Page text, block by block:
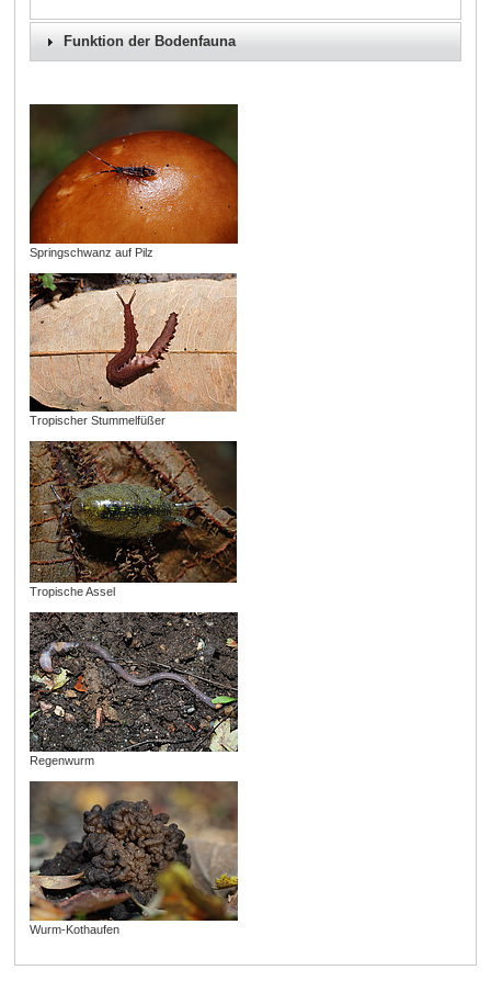
Funktion der Bodenfauna
Springschwanz auf Pilz
Tropischer Stummelfüßer
Tropische Assel
Regenwurm
Wurm-Kothaufen